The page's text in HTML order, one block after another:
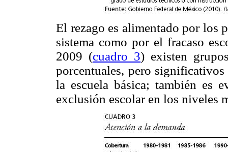
El rezago es alimentado por los
sistema como por el fracaso
2009 (cuadro 3) existen
porcentuales, pero
la escuela básica; también es
exclusión escolar en los niveles